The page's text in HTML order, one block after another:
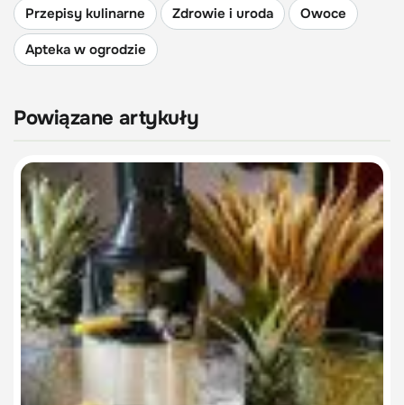
Przepisy kulinarne Zdrowie i uroda
Owoce
Apteka w ogrodzie
Powiązane artykuły